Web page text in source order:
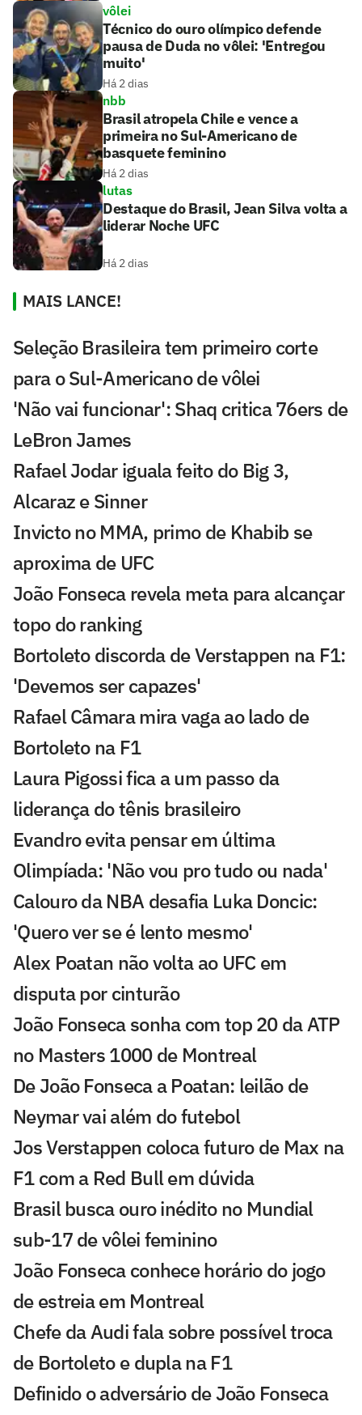
vôlei
Técnico do ouro olímpico defende
pausa de Duda no vôlei: 'Entregou
muito'
Há 2 dias
nbb
Brasil atropela Chile e vence a
primeira no Sul-Americano de
basquete feminino
Há 2 dias
lutas
Destaque do Brasil, Jean Silva volta a
liderar Noche UFC
Há 2 dias
MAIS LANCE!
Seleção Brasileira tem primeiro corte
para o Sul-Americano de vôlei
'Não vai funcionar': Shaq critica 76ers de
LeBron James
Rafael Jodar iguala feito do Big 3,
Alcaraz e Sinner
Invicto no MMA, primo de Khabib se
aproxima de UFC
João Fonseca revela meta para alcançar
topo do ranking
Bortoleto discorda de Verstappen na F1:
'Devemos ser capazes'
Rafael Câmara mira vaga ao lado de
Bortoleto na F1
Laura Pigossi fica a um passo da
liderança do tênis brasileiro
Evandro evita pensar em última
Olimpíada: 'Não vou pro tudo ou nada'
Calouro da NBA desafia Luka Doncic:
'Quero ver se é lento mesmo'
Alex Poatan não volta ao UFC em
disputa por cinturão
João Fonseca sonha com top 20 da ATP
no Masters 1000 de Montreal
De João Fonseca a Poatan: leilão de
Neymar vai além do futebol
Jos Verstappen coloca futuro de Max na
F1 com a Red Bull em dúvida
Brasil busca ouro inédito no Mundial
sub-17 de vôlei feminino
João Fonseca conhece horário do jogo
de estreia em Montreal
Chefe da Audi fala sobre possível troca
de Bortoleto e dupla na F1
Definido o adversário de João Fonseca